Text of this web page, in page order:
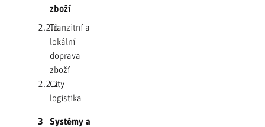
zboží
2.2.1Tranzitní a
lokální
doprava
zboží
2.2.2
City
logistika
3
Systémy a